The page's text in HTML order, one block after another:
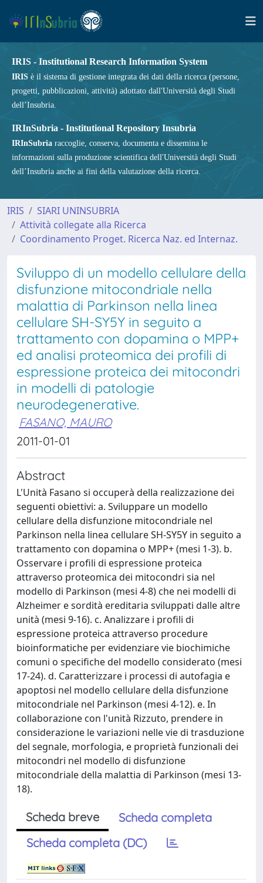
IRIS - Institutional Research Information System
IRIS è il sistema di gestione integrata dei dati della ricerca (persone,
progetti, pubblicazioni, attività) adottato dall'Università degli Studi
dell’Insubria.
IRInSubria - Institutional Repository Insubria
IRInSubria raccoglie, conserva, documenta e dissemina le
informazioni sulla produzione scientifica dell'Università degli Studi
dell’Insubria anche ai fini della valutazione della ricerca.
IRIS
SIARI UNINSUBRIA
Attività collegate alla Ricerca
Coordinamento Proget. Ricerca Naz. ed Internaz.
Sviluppo di un modello cellulare della
disfunzione mitocondriale nella
malattia di Parkinson nella linea
cellulare SH-SY5Y in seguito a
trattamento con dopamina o MPP+
ed analisi proteomica dei profili di
espressione proteica dei mitocondri
in modelli di patologie
neurodegenerative.
FASANO, MAURO
2011-01-01
Abstract
L'Unità Fasano si occuperà della realizzazione dei
seguenti obiettivi: a. Sviluppare un modello
cellulare della disfunzione mitocondriale nel
Parkinson nella linea cellulare SH-SY5Y in seguito a
trattamento con dopamina o MPP+ (mesi 1-3). b.
Osservare i profili di espressione proteica
attraverso proteomica dei mitocondri sia nel
modello di Parkinson (mesi 4-8) che nei modelli di
Alzheimer e sordità ereditaria sviluppati dalle altre
unità (mesi 9-16). c. Analizzare i profili di
espressione proteica attraverso procedure
bioinformatiche per evidenziare vie biochimiche
comuni o specifiche del modello considerato (mesi
17-24). d. Caratterizzare i processi di autofagia e
apoptosi nel modello cellulare della disfunzione
mitocondriale nel Parkinson (mesi 4-12). e. In
collaborazione con l'unità Rizzuto, prendere in
considerazione le variazioni nelle vie di trasduzione
del segnale, morfologia, e proprietà funzionali dei
mitocondri nel modello di disfunzione
mitocondriale della malattia di Parkinson (mesi 13-
18).
Scheda breve
Scheda completa
Scheda completa (DC)